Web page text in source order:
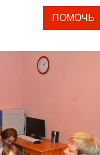
ПОМОЧЬ